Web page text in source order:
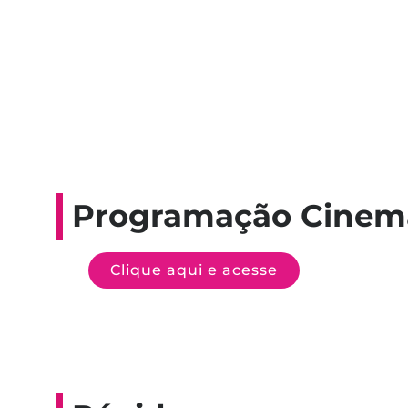
Programação
Clique aqui e acesse